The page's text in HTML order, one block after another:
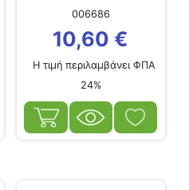
10
006686
10,60 €
Η τιμή περιλαμβάνει ΦΠΑ
24%